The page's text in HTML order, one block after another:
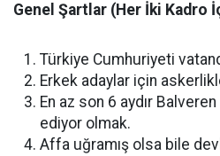
Genel Şartlar (Her İki Kadro
Türkiye Cumhuriyeti
Erkek adaylar için
En az son 6 aydır
ediyor olmak.
Affa uğramış olsa bile